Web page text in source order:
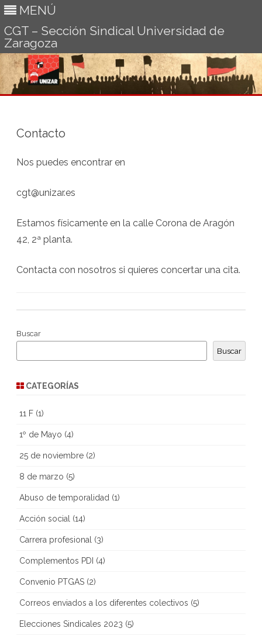
MENÚ
CGT – Sección Sindical Universidad de
Zaragoza
Contacto
Nos puedes encontrar en
cgt@unizar.es
Estamos físicamente en la calle Corona de Aragón
42, 2ª planta.
Contacta con nosotros si quieres concertar una cita.
Buscar
Buscar
CATEGORÍAS
11 F (1)
1º de Mayo (4)
25 de noviembre (2)
8 de marzo (5)
Abuso de temporalidad (1)
Acción social (14)
Carrera profesional (3)
Complementos PDI (4)
Convenio PTGAS (2)
Correos enviados a los diferentes colectivos (5)
Elecciones Sindicales 2023 (5)